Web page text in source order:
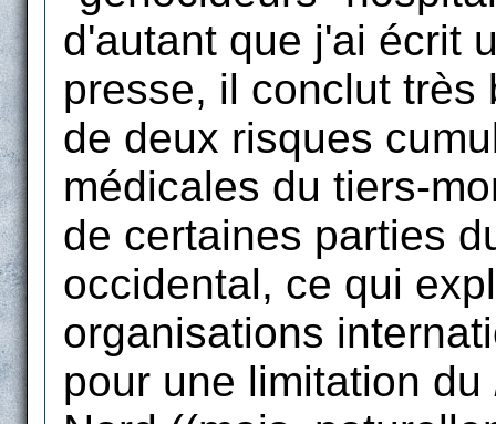
d'autant que j'ai écrit
presse, il conclut très
de deux risques
médicales du tiers-
de certaines parties
occidental, ce qui
organisations
pour une limitation du